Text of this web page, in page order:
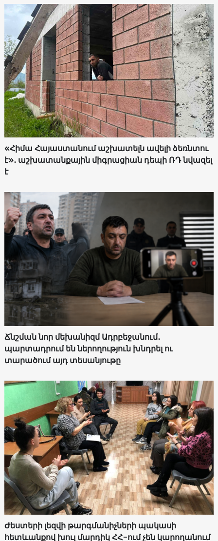
«Հիմա Հայաստանում աշխատելն ավելի ձեռնտու
է»․ աշխատանքային միգրացիան դեպի ՌԴ նվազել
է
Ճնշման նոր մեխանիզմ Ադրբեջանում․
պարտադրում են ներողություն խնդրել ու
տարածում այդ տեսանյութը
Ժեստերի լեզվի թարգմանիչների պակասի
հետևանքով խուլ մարդիկ ՀՀ-ում չեն կարողանում